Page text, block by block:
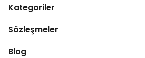
Kategoriler
Sözleşmeler
Blog